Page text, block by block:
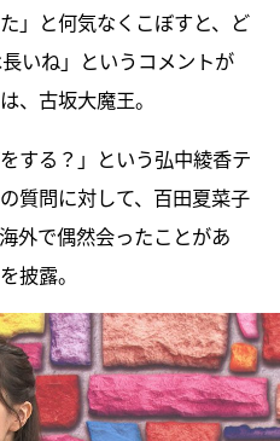
」と何気なくこぼすと、ど
いね」というコメントが
、古坂大魔王。
する？」という弘中綾香テ
質問に対して、百田夏菜子
外で偶然会ったことがあ
披露。